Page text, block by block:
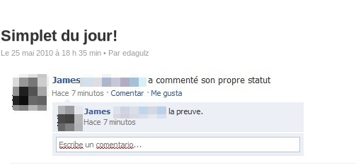
Simplet du jour!
Le 25 mai 2010 à 18 h 35 min • Par edagulz